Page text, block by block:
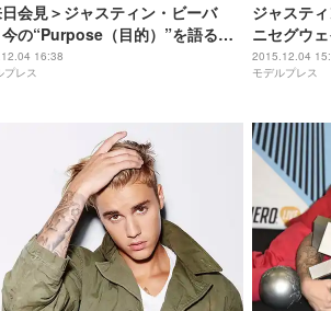
日会見＞ジャスティン・ビーバ
の“Purpose（目的）”を語る
ベストを目指す。それが人間に
唯一のこと」
16:38
プレス
ジャステ
ニセグウ
2015.12.04
モデルプレス